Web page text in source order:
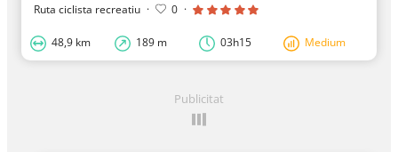
Ruta ciclista recreatiu · 0 ·
48,9 km 189 m 03h15 Medium
Publicitat